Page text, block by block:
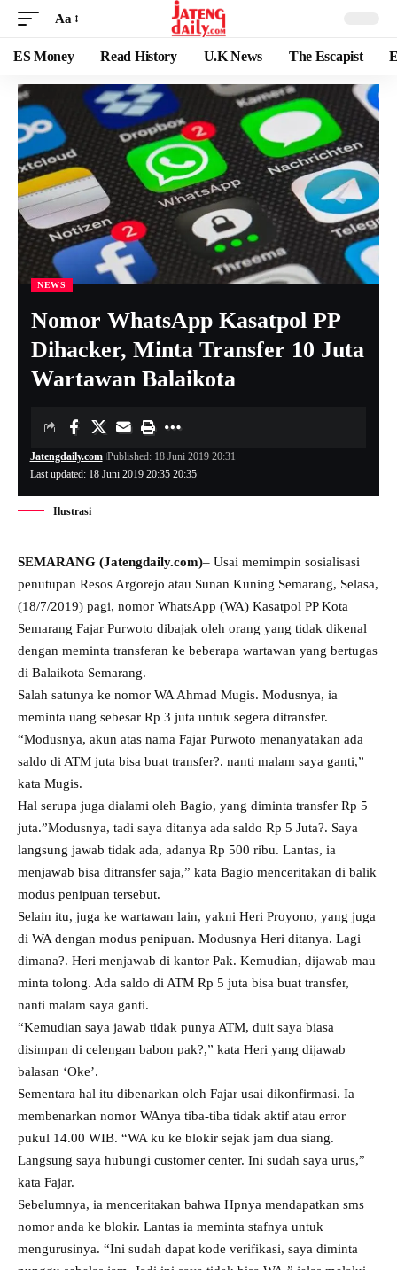
Aa
ES Money Read History U.K News The Escapist
NEWS
Nomor WhatsApp Kasatpol PP
Dihacker, Minta Transfer 10 Juta
Wartawan Balaikota
Last updated: 18 Juni 2019 20:35 20:35
Jatengdaily.com Published: 18 Juni 2019 20:31
Ilustrasi
SEMARANG (Jatengdaily.com)– Usai memimpin sosialisasi
penutupan Resos Argorejo atau Sunan Kuning Semarang, Selasa,
(18/7/2019) pagi, nomor WhatsApp (WA) Kasatpol PP Kota
Semarang Fajar Purwoto dibajak oleh orang yang tidak dikenal
dengan meminta transferan ke beberapa wartawan yang bertugas
di Balaikota Semarang.
Salah satunya ke nomor WA Ahmad Mugis. Modusnya, ia
meminta uang sebesar Rp 3 juta untuk segera ditransfer.
“Modusnya, akun atas nama Fajar Purwoto menanyatakan ada
saldo di ATM juta bisa buat transfer?. nanti malam saya ganti,”
kata Mugis.
Hal serupa juga dialami oleh Bagio, yang diminta transfer Rp 5
juta.”Modusnya, tadi saya ditanya ada saldo Rp 5 Juta?. Saya
langsung jawab tidak ada, adanya Rp 500 ribu. Lantas, ia
menjawab bisa ditransfer saja,” kata Bagio menceritakan di balik
modus penipuan tersebut.
Selain itu, juga ke wartawan lain, yakni Heri Proyono, yang juga
di WA dengan modus penipuan. Modusnya Heri ditanya. Lagi
dimana?. Heri menjawab di kantor Pak. Kemudian, dijawab mau
minta tolong. Ada saldo di ATM Rp 5 juta bisa buat transfer,
nanti malam saya ganti.
“Kemudian saya jawab tidak punya ATM, duit saya biasa
disimpan di celengan babon pak?,” kata Heri yang dijawab
balasan ‘Oke’.
Sementara hal itu dibenarkan oleh Fajar usai dikonfirmasi. Ia
membenarkan nomor WAnya tiba-tiba tidak aktif atau error
pukul 14.00 WIB. “WA ku ke blokir sejak jam dua siang.
Langsung saya hubungi customer center. Ini sudah saya urus,”
kata Fajar.
Sebelumnya, ia menceritakan bahwa Hpnya mendapatkan sms
nomor anda ke blokir. Lantas ia meminta stafnya untuk
mengurusinya. “Ini sudah dapat kode verifikasi, saya diminta